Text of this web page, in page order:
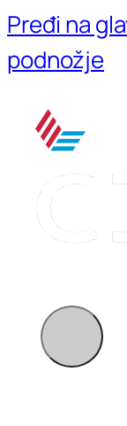
Pređi na
podnožje